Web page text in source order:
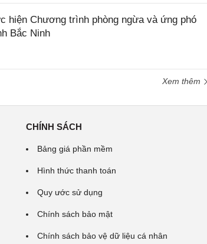
hiện Chương trình phòng ngừa và ứng phó
Bắc Ninh
Xem thêm
CHÍNH SÁCH
Bảng giá phần mềm
Hình thức thanh toán
Quy ước sử dụng
Chính sách bảo mật
Chính sách bảo vệ dữ liệu cá nhân